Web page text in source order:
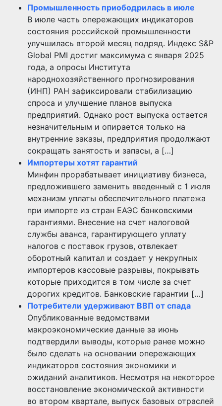
Промышленность приободрилась в июле
В июле часть опережающих индикаторов
состояния российской промышленности
улучшилась второй месяц подряд. Индекс S&P
Global PMI достиг максимума с января 2025
года, а опросы Института
народнохозяйственного прогнозирования
(ИНП) РАН зафиксировали стабилизацию
спроса и улучшение планов выпуска
предприятий. Однако рост выпуска остается
незначительным и опирается только на
внутренние заказы, предприятия продолжают
сокращать занятость и запасы, а […]
Импортеры хотят гарантий
Минфин прорабатывает инициативу бизнеса,
предложившего заменить введенный с 1 июля
механизм уплаты обеспечительного платежа
при импорте из стран ЕАЭС банковскими
гарантиями. Внесение на счет налоговой
службы аванса, гарантирующего уплату
налогов с поставок грузов, отвлекает
оборотный капитал и создает у некрупных
импортеров кассовые разрывы, покрывать
которые приходится в том числе за счет
дорогих кредитов. Банковские гарантии […]
Потребители удерживают ВВП от спада
Опубликованные ведомствами
макроэкономические данные за июнь
подтвердили выводы, которые ранее можно
было сделать на основании опережающих
индикаторов состояния экономики и
ожиданий аналитиков. Несмотря на некоторое
восстановление экономической активности
во втором квартале, выпуск базовых отраслей